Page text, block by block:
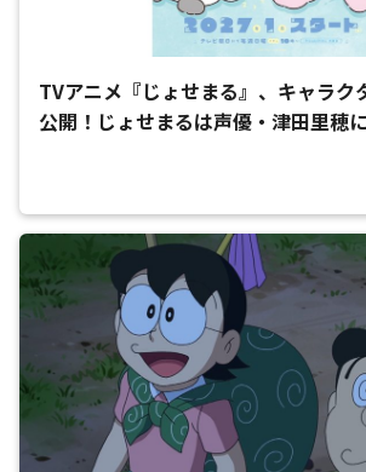
TVアニメ『じょせまる』、キャラク
公開！じょせまるは声優・津田里穂